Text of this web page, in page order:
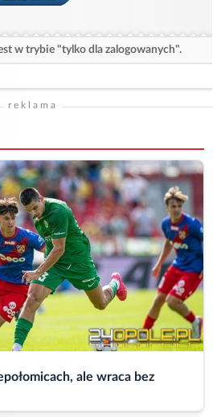
w trybie "tylko dla zalogowanych".
reklama
ale wraca bez